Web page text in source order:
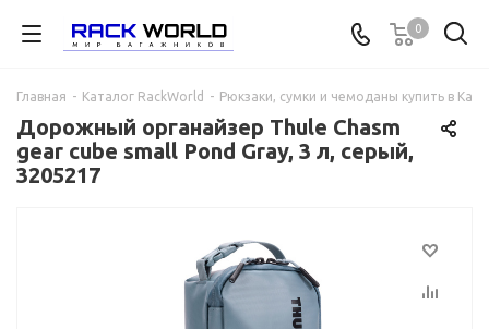
0
Главная - Каталог RackWorld - Рюкзаки, сумки и чемоданы купить в
Дорожный органайзер Thule Chasm
gear cube small Pond Gray, 3 л, серый,
3205217